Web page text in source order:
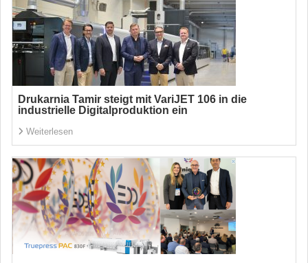
Drukarnia Tamir steigt mit VariJET 106 in die
industrielle Digitalproduktion ein
Weiterlesen